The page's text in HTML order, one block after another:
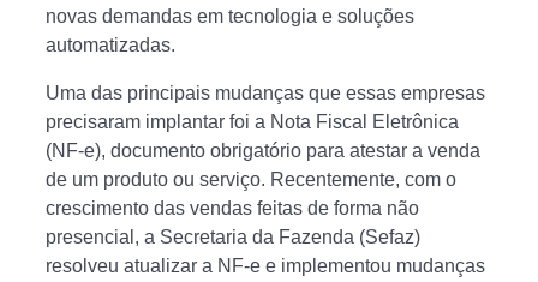
novas demandas em tecnologia e soluções
automatizadas.
Uma das principais mudanças que essas empresas
precisaram implantar foi a Nota Fiscal Eletrônica
(NF-e), documento obrigatório para atestar a venda
de um produto ou serviço. Recentemente, com o
crescimento das vendas feitas de forma não
presencial, a Secretaria da Fazenda (Sefaz)
resolveu atualizar a NF-e e implementou mudanças